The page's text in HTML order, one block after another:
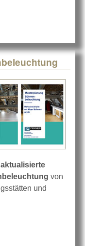
aktualisierte
von
und